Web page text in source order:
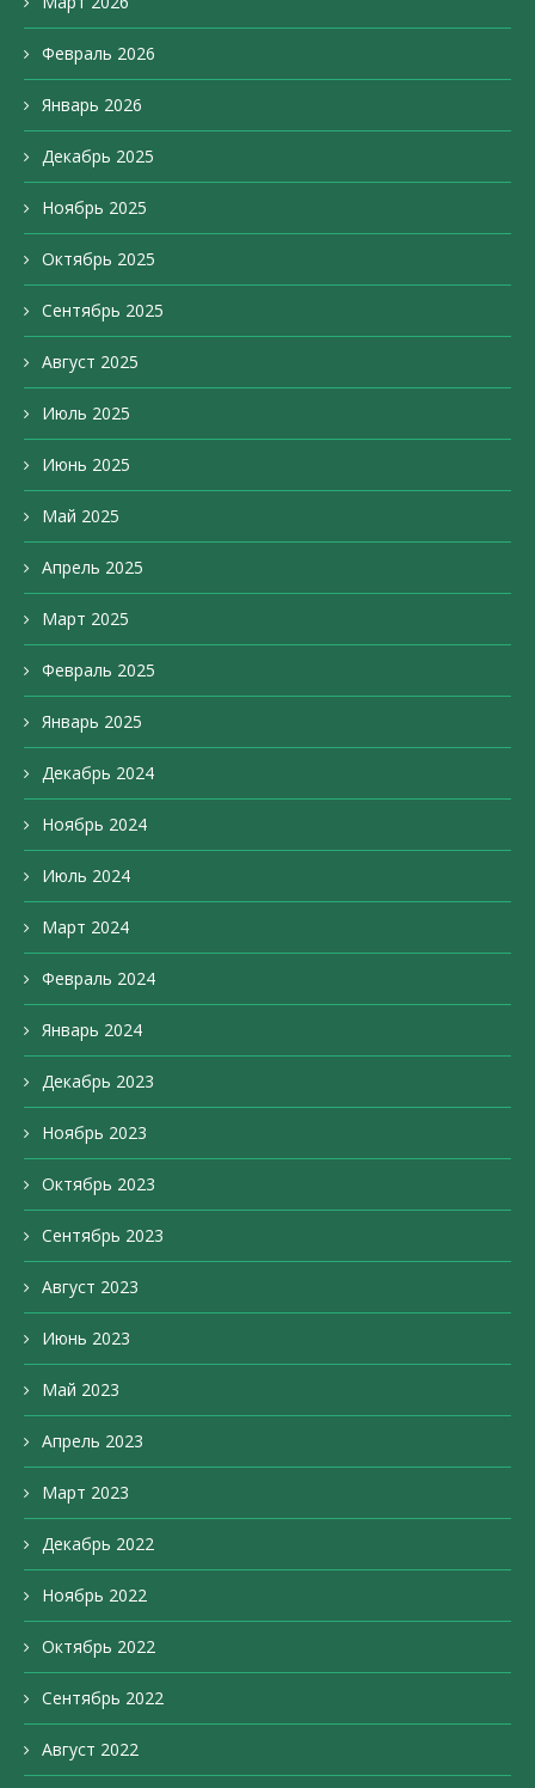
Февраль 2026
Январь 2026
Декабрь 2025
Ноябрь 2025
Октябрь 2025
Сентябрь 2025
Август 2025
Июль 2025
Июнь 2025
Май 2025
Апрель 2025
Март 2025
Февраль 2025
Январь 2025
Декабрь 2024
Ноябрь 2024
Июль 2024
Март 2024
Февраль 2024
Январь 2024
Декабрь 2023
Ноябрь 2023
Октябрь 2023
Сентябрь 2023
Август 2023
Июнь 2023
Май 2023
Апрель 2023
Март 2023
Декабрь 2022
Ноябрь 2022
Октябрь 2022
Сентябрь 2022
Август 2022